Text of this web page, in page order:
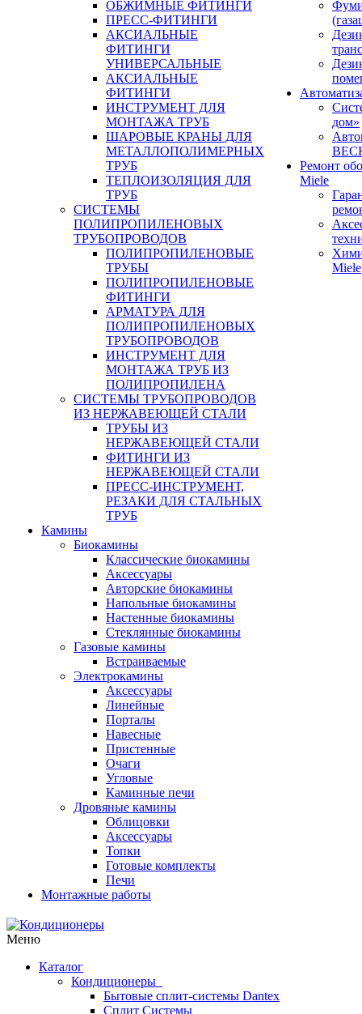
ОБЖИМНЫЕ ФИТИНГИ
ПРЕСС-ФИТИНГИ
АКСИАЛЬНЫЕ
ФИТИНГИ
УНИВЕРСАЛЬНЫЕ
АКСИАЛЬНЫЕ
ФИТИНГИ
ИНСТРУМЕНТ ДЛЯ
МОНТАЖА ТРУБ
ШАРОВЫЕ КРАНЫ ДЛЯ
МЕТАЛЛОПОЛИМЕРНЫХ
ТРУБ
ТЕПЛОИЗОЛЯЦИЯ ДЛЯ
ТРУБ
СИСТЕМЫ
ПОЛИПРОПИЛЕНОВЫХ
ТРУБОПРОВОДОВ
ПОЛИПРОПИЛЕНОВЫЕ
ТРУБЫ
ПОЛИПРОПИЛЕНОВЫЕ
ФИТИНГИ
АРМАТУРА ДЛЯ
ПОЛИПРОПИЛЕНОВЫХ
ТРУБОПРОВОДОВ
ИНСТРУМЕНТ ДЛЯ
МОНТАЖА ТРУБ ИЗ
ПОЛИПРОПИЛЕНА
СИСТЕМЫ ТРУБОПРОВОДОВ
ИЗ НЕРЖАВЕЮЩЕЙ СТАЛИ
ТРУБЫ ИЗ
НЕРЖАВЕЮЩЕЙ СТАЛИ
ФИТИНГИ ИЗ
НЕРЖАВЕЮЩЕЙ СТАЛИ
ПРЕСС-ИНСТРУМЕНТ,
РЕЗАКИ ДЛЯ СТАЛЬНЫХ
ТРУБ
Камины
Биокамины
Классические биокамины
Аксессуары
Авторские биокамины
Напольные биокамины
Настенные биокамины
Стеклянные биокамины
Газовые камины
Встраиваемые
Электрокамины
Аксессуары
Линейные
Порталы
Навесные
Пристенные
Очаги
Угловые
Каминные печи
Дровяные камины
Облицовки
Аксессуары
Топки
Готовые комплекты
Печи
Монтажные работы
дом»
Ремонт
Miele
Miele
Меню
Каталог
Кондиционеры
Бытовые сплит-системы Dantex
Сплит Системы